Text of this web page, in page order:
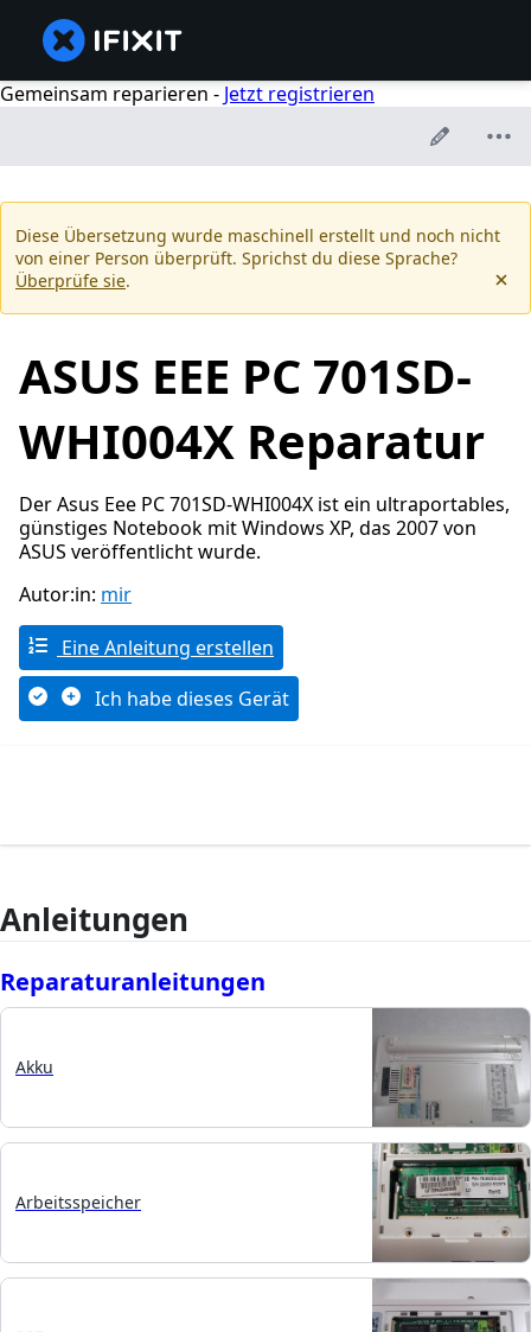
Gemeinsam reparieren - Jetzt registrieren
Diese Übersetzung wurde maschinell erstellt und noch nicht
von einer Person überprüft. Sprichst du diese Sprache?
Überprüfe sie.
ASUS EEE PC 701SD-
WHI004X Reparatur
Der Asus Eee PC 701SD-WHI004X ist ein ultraportables,
günstiges Notebook mit Windows XP, das 2007 von
ASUS veröffentlicht wurde.
Autor:in: mir
Eine Anleitung erstellen
Ich habe dieses Gerät
Anleitungen
Reparaturanleitungen
Akku
Arbeitsspeicher